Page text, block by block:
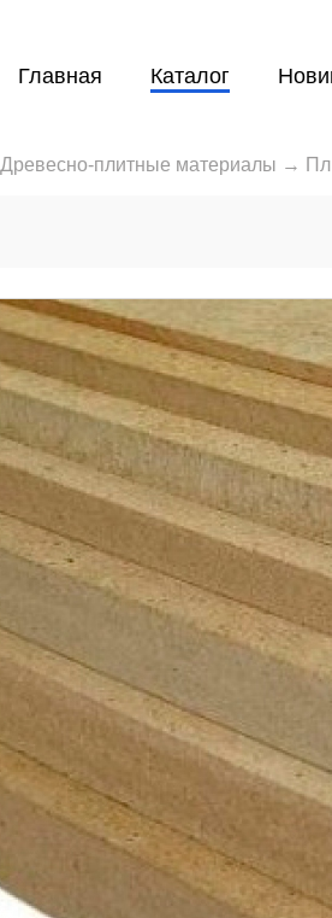
Главная Каталог
Древесно-плитные материалы →